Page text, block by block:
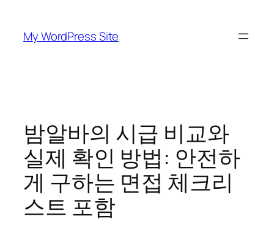
content
My WordPress Site
밤알바의 시급 비교와
실제 확인 방법: 안전하
게 구하는 면접 체크리
스트 포함